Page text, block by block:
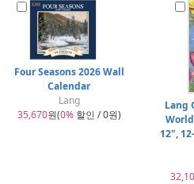
Four Seasons 2026 Wall
Calendar
Lang
35,670원(0%할인 / 0원)
Lang
12",